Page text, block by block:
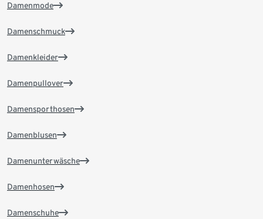
Damenmode
Damenschmuck
Damenkleider
Damenpullover
Damensporthosen
Damenblusen
Damenunterwäsche
Damenhosen
Damenschuhe